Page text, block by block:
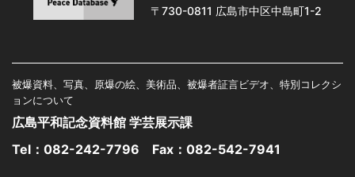
〒730-0811 広島市中区中島町1-2
被爆資料、写真、原爆の絵、美術品、被爆者証言ビデオ、特別コレクシ
ョンについて
広島平和記念資料館 学芸展示課
Tel： 082-242-7796 Fax：082-542-7941